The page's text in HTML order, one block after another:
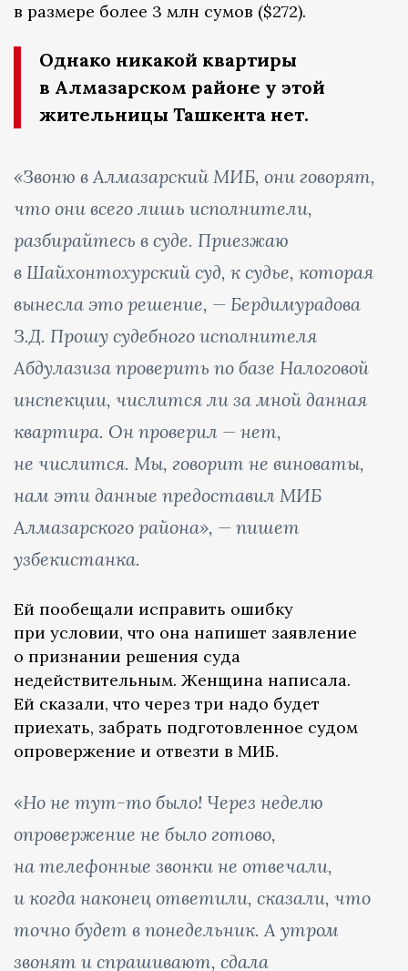
в размере более 3 млн сумов ($272).
Однако никакой квартиры
в Алмазарском районе у этой
жительницы Ташкента нет.
«Звоню в Алмазарский МИБ, они говорят,
что они всего лишь исполнители,
разбирайтесь в суде. Приезжаю
в Шайхонтохурский суд, к судье, которая
вынесла это решение, — Бердимурадова
З.Д. Прошу судебного исполнителя
Абдулазиза проверить по базе Налоговой
инспекции, числится ли за мной данная
квартира. Он проверил — нет,
не числится. Мы, говорит не виноваты,
нам эти данные предоставил МИБ
Алмазарского района», — пишет
узбекистанка.
Ей пообещали исправить ошибку
при условии, что она напишет заявление
о признании решения суда
недействительным. Женщина написала.
Ей сказали, что через три надо будет
приехать, забрать подготовленное судом
опровержение и отвезти в МИБ.
«Но не тут-то было! Через неделю
опровержение не было готово,
на телефонные звонки не отвечали,
и когда наконец ответили, сказали, что
точно будет в понедельник. А утром
звонят и спрашивают, сдала